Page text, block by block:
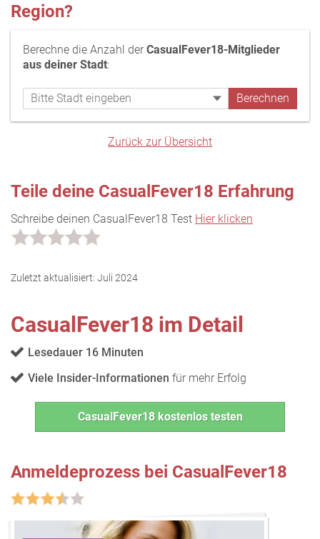
Region?
Berechne die Anzahl der CasualFever18-Mitglieder
aus deiner Stadt:
Zurück zur Übersicht
Teile deine CasualFever18 Erfahrung
Schreibe deinen CasualFever18 Test Hier klicken
Zuletzt aktualisiert: Juli 2024
CasualFever18 im Detail
Lesedauer 16 Minuten
Viele Insider-Informationen für mehr Erfolg
CasualFever18 kostenlos testen
Anmeldeprozess bei CasualFever18